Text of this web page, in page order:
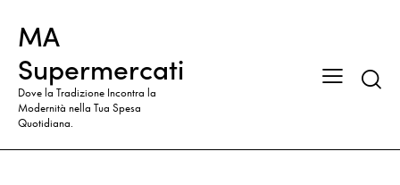
MA
Supermercati
Dove la Tradizione Incontra la
Modernità nella Tua Spesa
Quotidiana.